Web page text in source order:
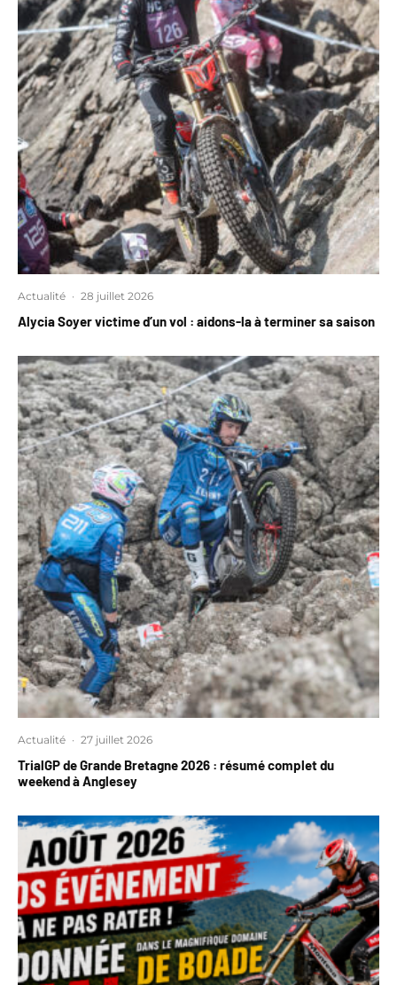
Actualité · 28 juillet 2026
Alycia Soyer victime d’un vol : aidons-la à terminer sa saison
Actualité · 27 juillet 2026
TrialGP de Grande Bretagne 2026 : résumé complet du
weekend à Anglesey